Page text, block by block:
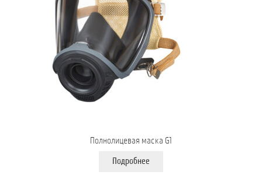
Полнолицевая маска G1
Подробнее